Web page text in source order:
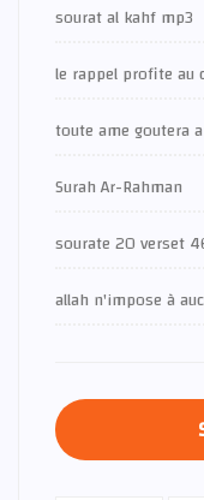
sourat al kahf mp3
le rappel profite au
toute ame goutera
Surah Ar-Rahman
sourate 20 verset
allah n'impose à